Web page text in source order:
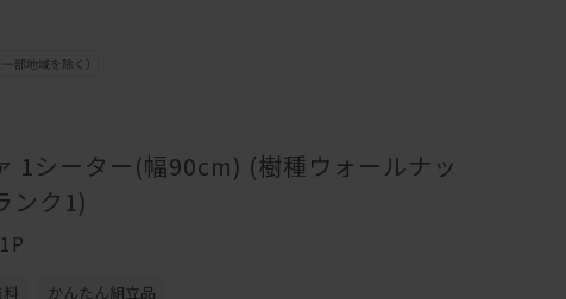
1シーター(幅90cm) (樹種ウォールナッ
ンク1)
かんたん組立品